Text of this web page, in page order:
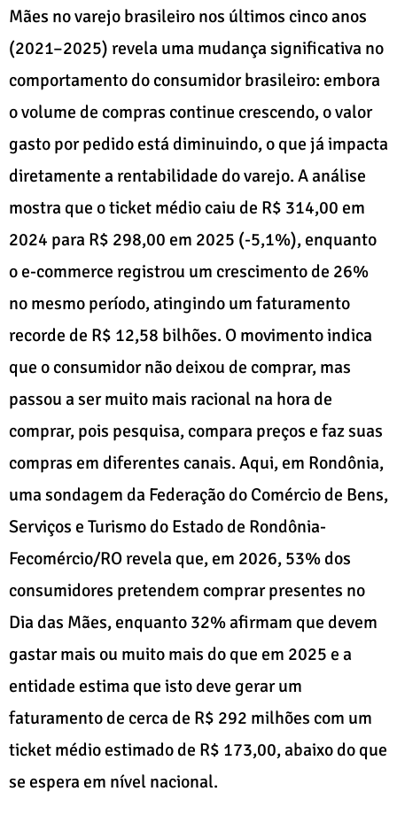
Mães no varejo brasileiro nos últimos cinco anos
(2021–2025) revela uma mudança significativa no
comportamento do consumidor brasileiro: embora
o volume de compras continue crescendo, o valor
gasto por pedido está diminuindo, o que já impacta
diretamente a rentabilidade do varejo. A análise
mostra que o ticket médio caiu de R$ 314,00 em
2024 para R$ 298,00 em 2025 (-5,1%), enquanto
o e-commerce registrou um crescimento de 26%
no mesmo período, atingindo um faturamento
recorde de R$ 12,58 bilhões. O movimento indica
que o consumidor não deixou de comprar, mas
passou a ser muito mais racional na hora de
comprar, pois pesquisa, compara preços e faz suas
compras em diferentes canais. Aqui, em Rondônia,
uma sondagem da Federação do Comércio de Bens,
Serviços e Turismo do Estado de Rondônia-
Fecomércio/RO revela que, em 2026, 53% dos
consumidores pretendem comprar presentes no
Dia das Mães, enquanto 32% afirmam que devem
gastar mais ou muito mais do que em 2025 e a
entidade estima que isto deve gerar um
faturamento de cerca de R$ 292 milhões com um
ticket médio estimado de R$ 173,00, abaixo do que
se espera em nível nacional.